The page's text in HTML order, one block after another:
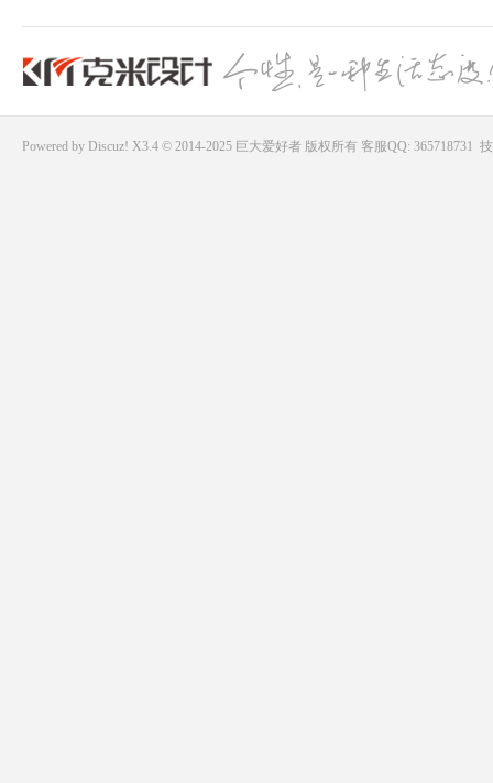
Powered by Discuz! X3.4 © 2014-2025 巨大爱好者版权所有 客服QQ: 365718731